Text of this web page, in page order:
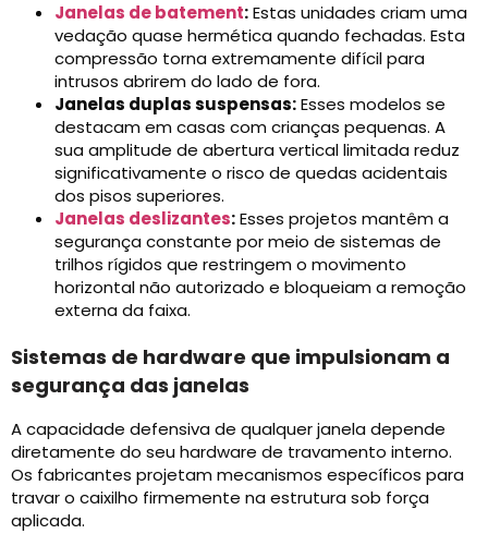
Janelas de batement:Estas unidades criam uma
vedação quase hermética quando fechadas. Esta
compressão torna extremamente difícil para
intrusos abrirem do lado de fora.
Janelas duplas suspensas:Esses modelos se
destacam em casas com crianças pequenas. A
sua amplitude de abertura vertical limitada reduz
significativamente o risco de quedas acidentais
dos pisos superiores.
Janelas deslizantes:Esses projetos mantêm a
segurança constante por meio de sistemas de
trilhos rígidos que restringem o movimento
horizontal não autorizado e bloqueiam a remoção
externa da faixa.
Sistemas de hardware que impulsionam a
segurança das janelas
A capacidade defensiva de qualquer janela depende
diretamente do seu hardware de travamento interno.
Os fabricantes projetam mecanismos específicos para
travar o caixilho firmemente na estrutura sob força
aplicada.